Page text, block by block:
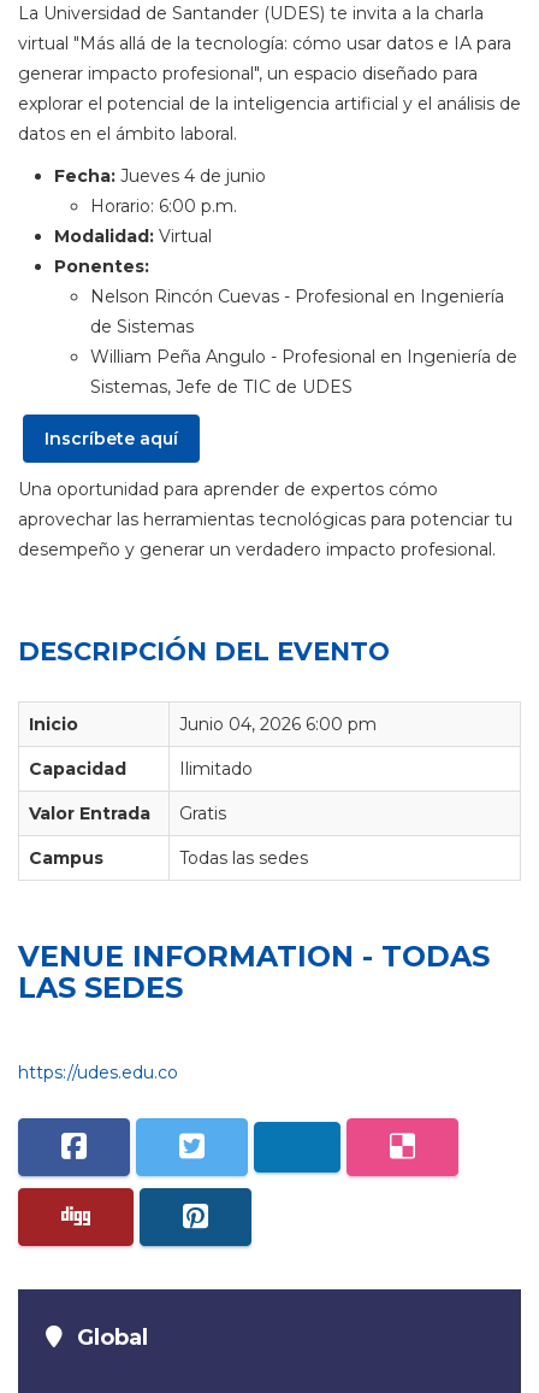
La Universidad de Santander (UDES) te invita a la charla
virtual "Más allá de la tecnología: cómo usar datos e IA para
generar impacto profesional", un espacio diseñado para
explorar el potencial de la inteligencia artificial y el análisis de
datos en el ámbito laboral.
Fecha: Jueves 4 de junio
Horario: 6:00 p.m.
Modalidad: Virtual
Ponentes:
Nelson Rincón Cuevas - Profesional en Ingeniería
de Sistemas
William Peña Angulo - Profesional en Ingeniería de
Sistemas, Jefe de TIC de UDES
Inscríbete aquí
Una oportunidad para aprender de expertos cómo
aprovechar las herramientas tecnológicas para potenciar tu
desempeño y generar un verdadero impacto profesional.
DESCRIPCIÓN DEL EVENTO
Inicio Junio 04, 2026 6:00 pm
Capacidad Ilimitado
Valor Entrada Gratis
Campus Todas las sedes
VENUE INFORMATION - TODAS
LAS SEDES
https://udes.edu.co
Global